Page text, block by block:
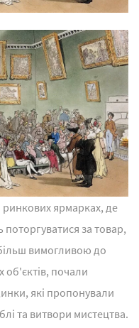
ринкових ярмарках, де
за товар,
вимогливою до
об'єктів, почали
які пропонували
та витвори мистецтва.